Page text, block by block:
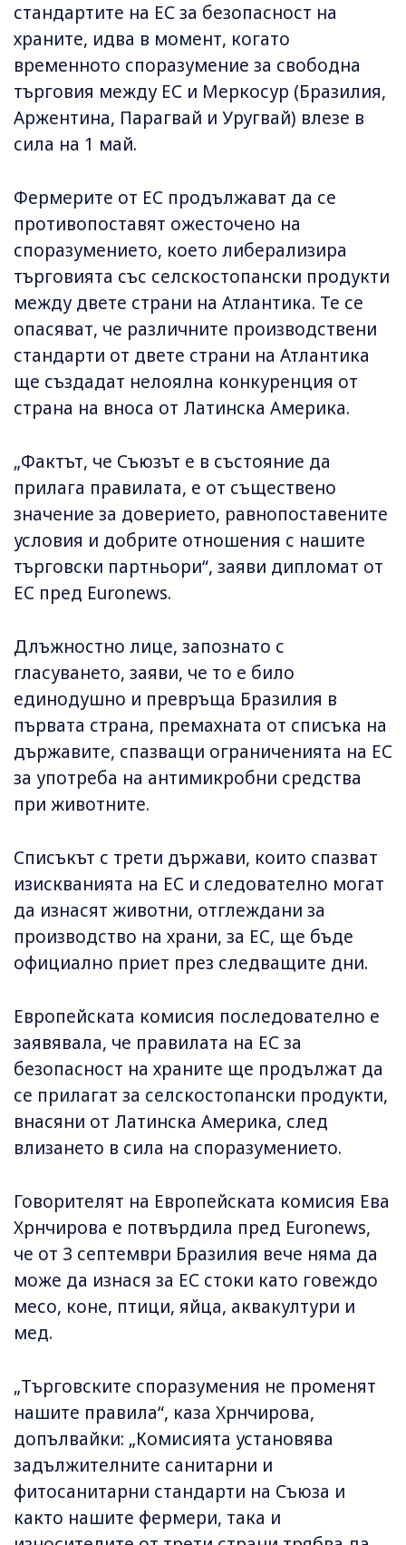
стандартите на ЕС за безопасност на
храните, идва в момент, когато
временното споразумение за свободна
търговия между ЕС и Меркосур (Бразилия,
Аржентина, Парагвай и Уругвай) влезе в
сила на 1 май.
Фермерите от ЕС продължават да се
противопоставят ожесточено на
споразумението, което либерализира
търговията със селскостопански продукти
между двете страни на Атлантика. Те се
опасяват, че различните производствени
стандарти от двете страни на Атлантика
ще създадат нелоялна конкуренция от
страна на вноса от Латинска Америка.
„Фактът, че Съюзът е в състояние да
прилага правилата, е от съществено
значение за доверието, равнопоставените
условия и добрите отношения с нашите
търговски партньори“, заяви дипломат от
ЕС пред Euronews.
Длъжностно лице, запознато с
гласуването, заяви, че то е било
единодушно и превръща Бразилия в
първата страна, премахната от списъка на
държавите, спазващи ограниченията на ЕС
за употреба на антимикробни средства
при животните.
Списъкът с трети държави, които спазват
изискванията на ЕС и следователно могат
да изнасят животни, отглеждани за
производство на храни, за ЕС, ще бъде
официално приет през следващите дни.
Европейската комисия последователно е
заявявала, че правилата на ЕС за
безопасност на храните ще продължат да
се прилагат за селскостопански продукти,
внасяни от Латинска Америка, след
влизането в сила на споразумението.
Говорителят на Европейската комисия Ева
Хрнчирова е потвърдила пред Euronews,
че от 3 септември Бразилия вече няма да
може да изнася за ЕС стоки като говеждо
месо, коне, птици, яйца, аквакултури и
мед.
„Търговските споразумения не променят
нашите правила“, каза Хрнчирова,
допълвайки: „Комисията установява
задължителните санитарни и
фитосанитарни стандарти на Съюза и
както нашите фермери, така и